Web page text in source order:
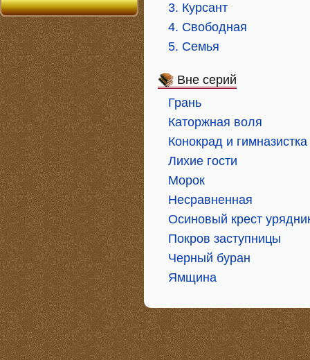
3. Курсант
4. Свободная
5. Семья
Вне серий
Грань
Каторжная воля
Конокрад и гимназистка
Лихие гости
Морок
Несравненная
Осиновый крест
Покров заступницы
Черный буран
Ямщина